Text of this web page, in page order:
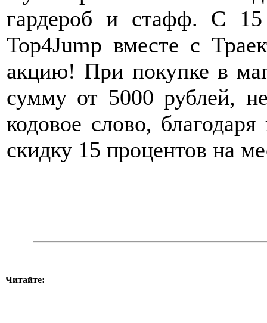
гардероб и стафф. С
Top4Jump вместе с
акцию! При покупке в
сумму от 5000 рублей,
кодовое слово,
скидку 15 процентов на
Читайте: